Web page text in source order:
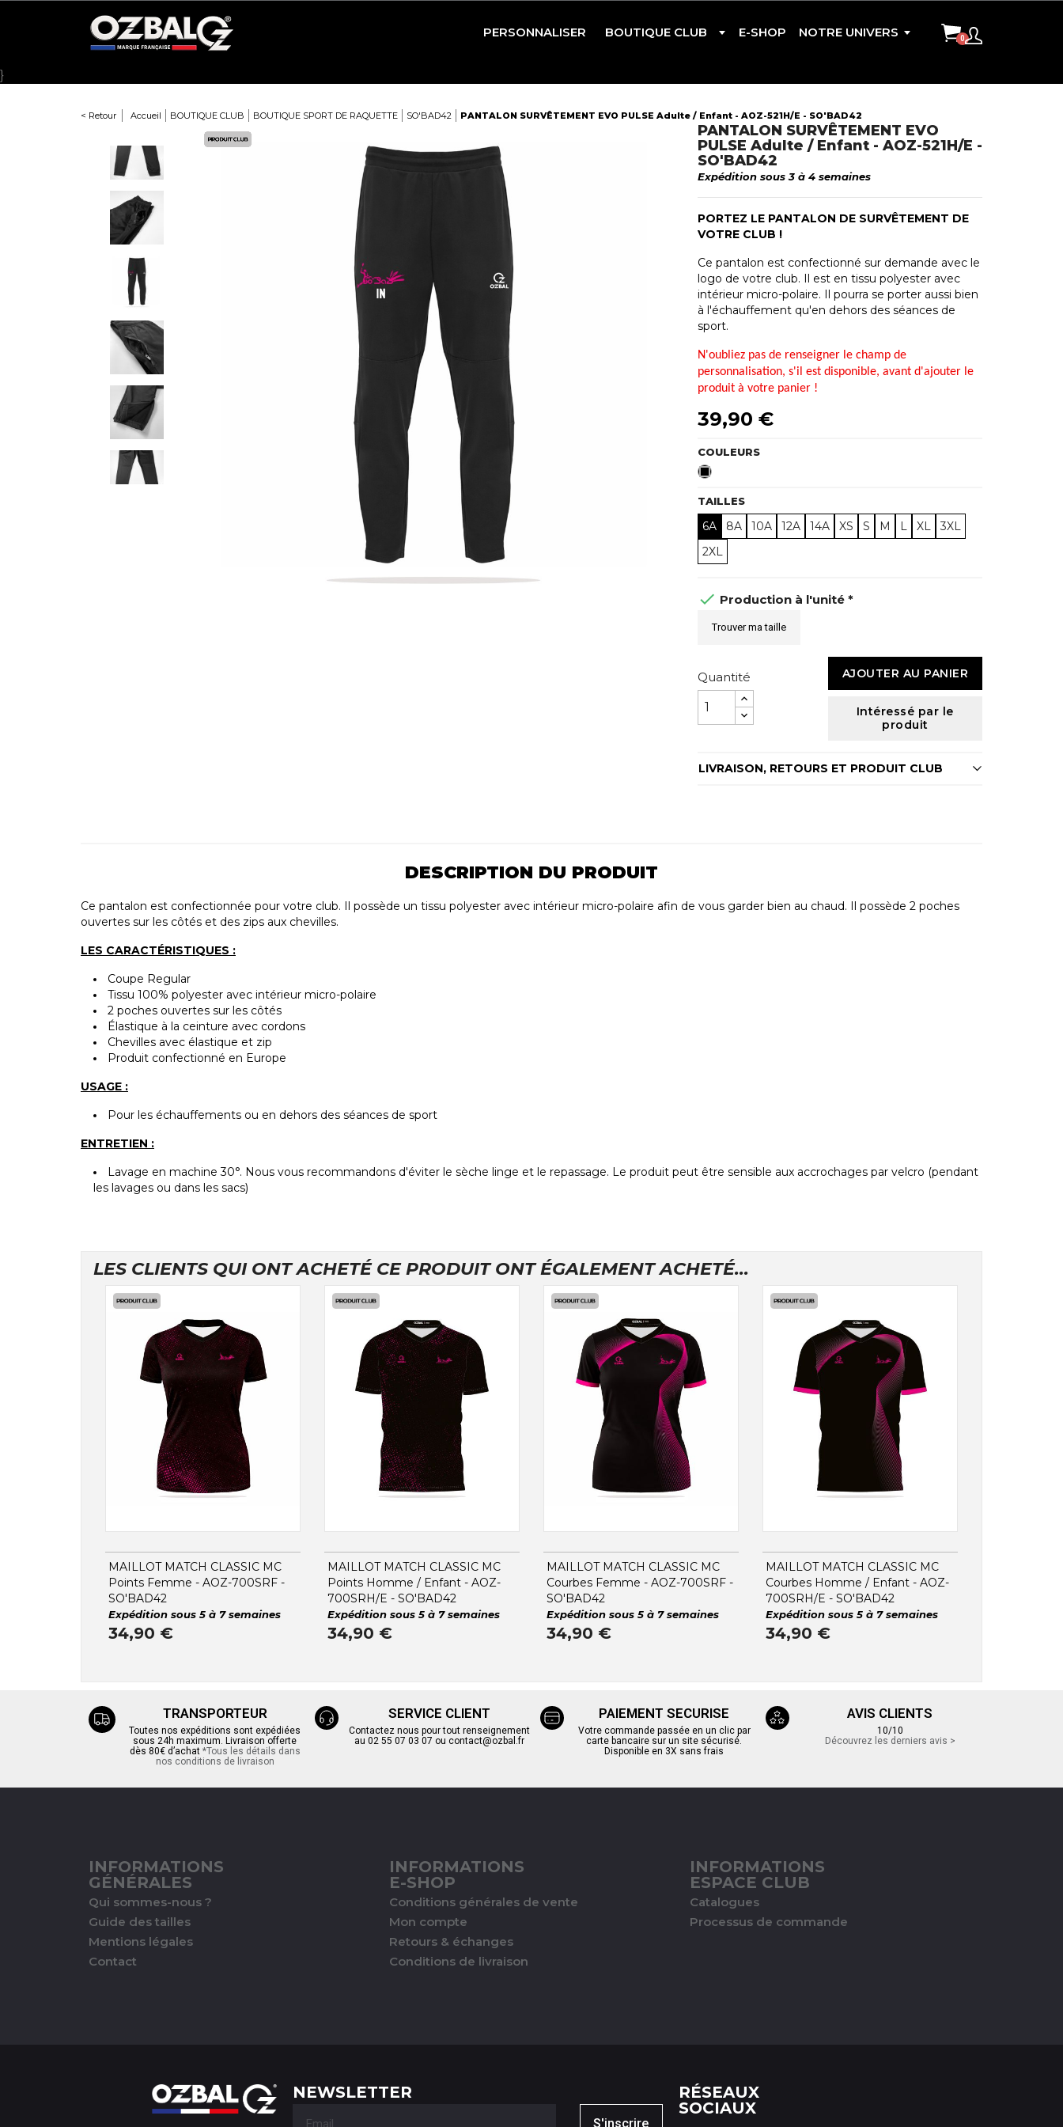
PERSONNALISER BOUTIQUE CLUB
RAQUETTES ET PRÉCISION
PÉTANQUE ET GOLF
E-SHOP NOTRE UNIVERS
CONTACT
}
< Retour Accueil BOUTIQUE CLUB BOUTIQUE SPORT DE RAQUETTE SO'BAD42 PANTALON SURVÊTEMENT EVO PULSE Adulte / Enfant - AOZ-521H/E - SO'BAD42
PANTALON SURVÊTEMENT EVO
PULSE Adulte / Enfant - AOZ-521H/E -
SO'BAD42
Expédition sous 3 à 4 semaines
PORTEZ LE PANTALON DE SURVÊTEMENT DE
VOTRE CLUB !
Ce pantalon est confectionné sur demande avec le
logo de votre club. Il est en tissu polyester avec
intérieur micro-polaire. Il pourra se porter aussi bien
à l'échauffement qu'en dehors des séances de
sport.
N'oubliez pas de renseigner le champ de
personnalisation, s'il est disponible, avant d'ajouter le
produit à votre panier !
39,90 €
COULEURS
Noir
TAILLES
6A 8A 10A 12A 14A XS S M L XL
3XL
2XL
 Production à l'unité *
Trouver ma taille
Quantité AJOUTER AU PANIER
Intéressé par le
produit
LIVRAISON, RETOURS ET PRODUIT CLUB
DESCRIPTION DU PRODUIT
Ce pantalon est confectionnée pour votre club. Il possède un tissu polyester avec intérieur micro-polaire afin de vous garder bien au chaud. Il possède 2 poches
ouvertes sur les côtés et des zips aux chevilles.
LES CARACTÉRISTIQUES :
Coupe Regular
Tissu 100% polyester avec intérieur micro-polaire
2 poches ouvertes sur les côtés
Élastique à la ceinture avec cordons
Chevilles avec élastique et zip
Produit confectionné en Europe
USAGE :
Pour les échauffements ou en dehors des séances de sport
ENTRETIEN :
Lavage en machine 30°. Nous vous recommandons d'éviter le sèche linge et le repassage. Le produit peut être sensible aux accrochages par velcro (pendant
les lavages ou dans les sacs)
LES CLIENTS QUI ONT ACHETÉ CE PRODUIT ONT ÉGALEMENT ACHETÉ...
MAILLOT MATCH CLASSIC MC
Points Femme - AOZ-700SRF -
SO'BAD42
Expédition sous 5 à 7 semaines
34,90 €
MAILLOT MATCH CLASSIC MC
Points Homme / Enfant - AOZ-
700SRH/E - SO'BAD42
Expédition sous 5 à 7 semaines
34,90 €
MAILLOT MATCH CLASSIC MC
Courbes Femme - AOZ-700SRF -
SO'BAD42
Expédition sous 5 à 7 semaines
34,90 €
MAILLOT MATCH CLASSIC MC
Courbes Homme / Enfant - AOZ-
700SRH/E - SO'BAD42
Expédition sous 5 à 7 semaines
34,90 €
TRANSPORTEUR
Toutes nos expéditions sont expédiées
sous 24h maximum. Livraison offerte
dès 80€ d’achat *Tous les détails dans
nos conditions de livraison
SERVICE CLIENT
Contactez nous pour tout renseignement
au 02 55 07 03 07 ou contact@ozbal.fr
PAIEMENT SECURISE
Votre commande passée en un clic par
carte bancaire sur un site sécurisé.
Disponible en 3X sans frais
AVIS CLIENTS
10/10
Découvrez les derniers avis >
INFORMATIONS
GÉNÉRALES
Qui sommes-nous ?
Guide des tailles
Mentions légales
Contact
INFORMATIONS
E-SHOP
Conditions générales de vente
Mon compte
Retours & échanges
Conditions de livraison
INFORMATIONS
ESPACE CLUB
Catalogues
Processus de commande
NEWSLETTER
S'inscrire
RÉSEAUX
SOCIAUX